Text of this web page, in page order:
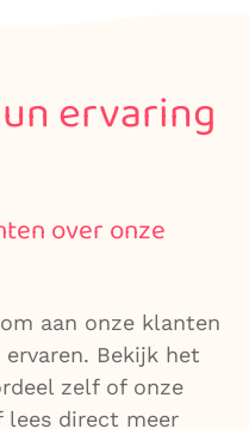
ervaring
over onze
aan onze klanten
Bekijk het
zelf of onze
lees direct meer